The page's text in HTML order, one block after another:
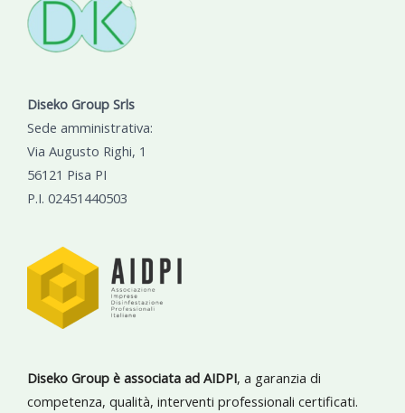
Diseko Group Srls
Sede amministrativa:
Via Augusto Righi, 1
56121 Pisa PI
P.I. 02451440503
Diseko Group è associata ad AIDPI, a garanzia di
competenza, qualità, interventi professionali certificati.